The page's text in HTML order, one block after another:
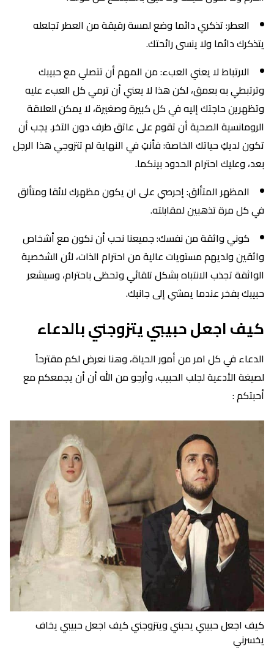
العطر: تذكري دائما وضع لمسة رقيقة من العطر تجلعله
يتذكرك دائما ولا ينسى رائحتك.
الارتباط لا يعني العبء: من المهم أن تتصلي مع حبيبك
وترتبطي به بعمق، لكن هذا لا يعني أن ترمي كل العبء عليه
وتظهرين حاجتك إليه في كل كبيرة وصغيرة، لا يمكن للعلاقة
الرومانسية الصحية أن تقوم على عاتق طرف دون الآخر. يجب أن
تكون لديكِ حياتك الخاصة: فأنتِ في النهاية لم تتزوجي هذا الرجل
بعد، وعليك احترام الحدود بينكما.
المظهر المتألق: إحرصي على ان يكون مظهرك لائقا ومتألق
في كل مرة تذهبين لمقابلته.
كوني واثقة من نفسك: جميعنا نحب أن نكون مع أشخاص
واثقين ولديهم مستويات عالية من احترام الذات، لأن الشخصية
الواثقة تجذب الانتباه بشكل تلقائي وتحظى باحترام، وسيشعر
حبيبك بفخر عندما يمشي إلى جانبك.
كيف اجعل حبيبي يتزوجني بالدعاء
الدعاء في كل امر من أمور الحياة، وهنا نعرض لكم مقترحاً
لصيغة الأدعية لجلب الحبيب، وأرجو من الله أن أن يجمعكم مع
أحبتكم :
كيف اجعل حبيبي يحبني ويتزوجني كيف اجعل حبيبي يخاف
يخسرني